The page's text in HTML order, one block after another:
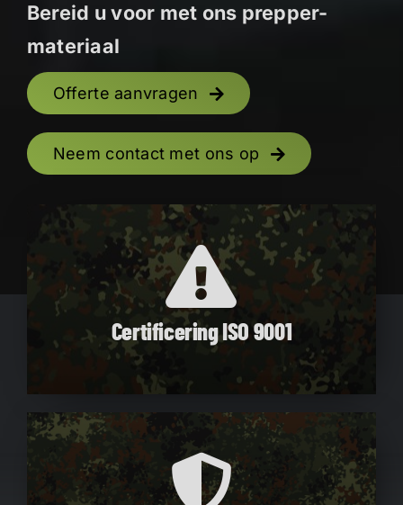
Bereid u voor met ons prepper-
materiaal
Offerte aanvragen
Neem contact met ons op
Certificering ISO 9001